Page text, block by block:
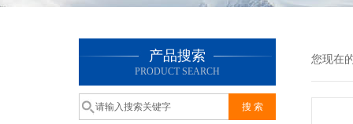
产品搜索
PRODUCT SEARCH
您现在